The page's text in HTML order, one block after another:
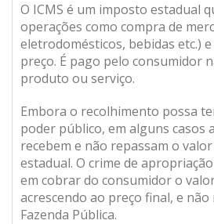
O ICMS é um imposto estadual
operações como compra de
eletrodomésticos, bebidas etc.)
preço. É pago pelo consumidor
produto ou serviço.
Embora o recolhimento possa
poder público, em alguns casos
recebem e não repassam o
estadual. O crime de
em cobrar do consumidor o
acrescendo ao preço final, e
Fazenda Pública.